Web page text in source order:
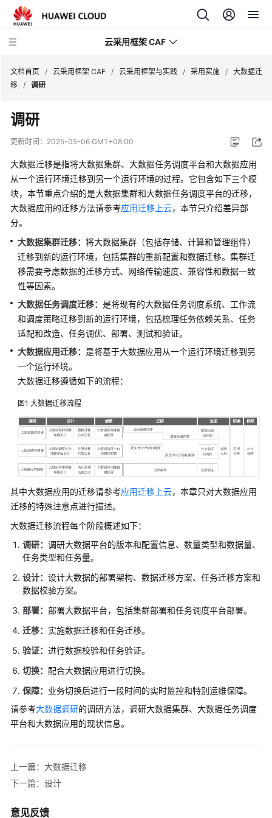
云采用框架 CAF
云
采
用
架
与
实
践
采
用
框
架
简
制
定
战
略
顶
层
规
划
研
评
方
案
设
计
采
用
施
述
组
施
队
文档首页 / 云采用框架 CAF / 云采用框架与实践 / 采用实施 / 大数据迁
移 / 调研
调研
更新时间： 2025-05-06 GMT+08:00
大数据迁移是指将大数据集群、大数据任务调度平台和大数据应用
从一个运行环境迁移到另一个运行环境的过程。它包含如下三个模
块，本节重点介绍的是大数据集群和大数据任务调度平台的迁移，
大数据应用的迁移方法请参考应用迁移上云，本节只介绍差异部
分。
大数据集群迁移： 将大数据集群（包括存储、计算和管理组件）
迁移到新的运行环境，包括集群的重新配置和数据迁移。集群迁
移需要考虑数据的迁移方式、网络传输速度、兼容性和数据一致
性等因素。
大数据任务调度迁移： 是将现有的大数据任务调度系统、工作流
和调度策略迁移到新的运行环境，包括梳理任务依赖关系、任务
适配和改造、任务调优、部署、测试和验证。
大数据应用迁移： 是将基于大数据应用从一个运行环境迁移到另
一个运行环境。
大数据迁移遵循如下的流程：
图1 大数据迁移流程
其中大数据应用的迁移请参考应用迁移上云，本章只对大数据应用
迁移的特殊注意点进行描述。
大数据迁移流程每个阶段概述如下：
调研： 调研大数据平台的版本和配置信息、数量类型和数据量、
任务类型和任务量。
设计： 设计大数据的部署架构、数据迁移方案、任务迁移方案和
数据校验方案。
部署： 部署大数据平台，包括集群部署和任务调度平台部署。
迁移： 实施数据迁移和任务迁移。
验证： 进行数据校验和任务验证。
切换： 配合大数据应用进行切换。
保障： 业务切换后进行一段时间的实时监控和特别运维保障。
请参考大数据调研的调研方法，调研大数据集群、大数据任务调度
平台和大数据应用的现状信息。
上一篇：大数据迁移
下一篇：设计
意见反馈